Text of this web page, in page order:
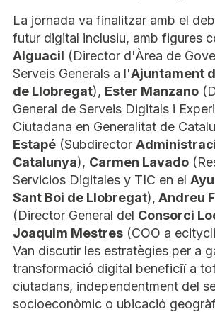
La jornada va finalitzar amb el
futur digital inclusiu, amb figures
Alguacil (Director d'Àrea de
Serveis Generals a l'Ajuntament
de Llobregat), Ester Manzano
General de Serveis Digitals i
Ciutadana en Generalitat de
Estapé (Subdirector
Catalunya), Carmen Lavado
Servicios Digitales y TIC en el
Sant Boi de Llobregat), Andreu
(Director General del Consorci
Joaquim Mestres (COO a
Van discutir les estratègies per a
transformació digital beneficiï a
ciutadans, independentment del
socioeconòmic o ubicació